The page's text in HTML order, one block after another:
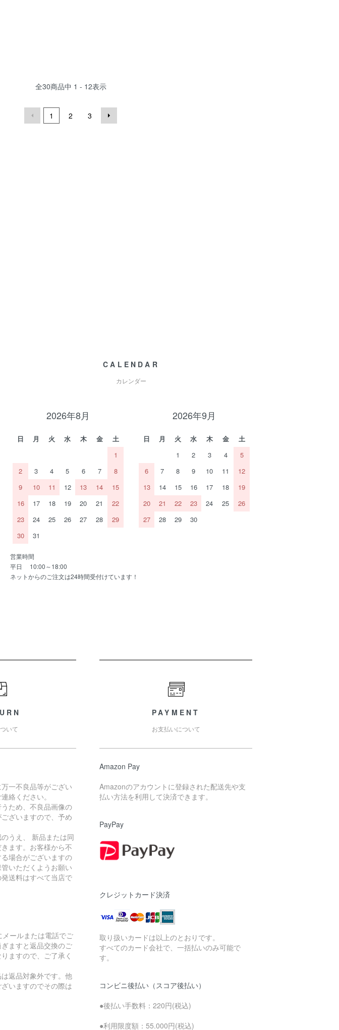
全30商品中 1 - 12表示
1 2 3
CALENDAR
カレンダー
2026年8月
日 月 火 水 木 金
土
1
2
3 4 5 6 7
8
9
10 11 12 13 14
15
16
17 18 19 20 21
22
23
24 25 26 27 28
29
30
31
2026年9月
日 月 火 水 木 金
土
1
2 3 4
5
6
7 8 9 10 11
12
13
14 15 16 17 18
19
20
21 22 23 24 25
26
27
28 29 30
営業時間
平日 10:00～18:00
ネットからのご注文は24時間受付けています！
いて
一不良品等がござい
絡ください。
ため、不良品画像の
ざいますので、予め
うえ、 新品または同
ます。お客様から不
場合がございますの
いただくようお願い
送料はすべて当店で
メールまたは電話でご
ますと返品交換のご
ますので、ご了承く
返品対象外です。他
いますのでその際は
PAYMENT
お支払いについて
Amazon Pay
Amazonのアカウントに登録された配送先や支
払い方法を利用して決済できます。
PayPay
クレジットカード決済
取り扱いカードは以上のとおりです。
すべてのカード会社で、一括払いのみ可能で
す。
コンビニ後払い（スコア後払い）
●後払い手数料：220円(税込)
●利用限度額：55.000円(税込)